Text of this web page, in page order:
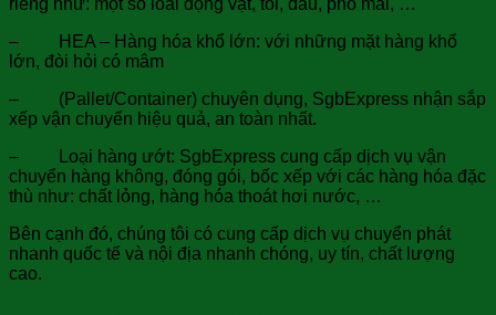
riêng như: một số loài động vật, tỏi, dầu, phô mai, …
– HEA – Hàng hóa khổ lớn: với những mặt hàng khổ
lớn, đòi hỏi có mâm
– (Pallet/Container) chuyên dụng, SgbExpress nhận sắp
xếp vận chuyển hiệu quả, an toàn nhất.
– Loại hàng ướt: SgbExpress cung cấp dịch vụ vận
chuyển hàng không, đóng gói, bốc xếp với các hàng hóa đặc
thù như: chất lỏng, hàng hóa thoát hơi nước, …
Bên cạnh đó, chúng tôi có cung cấp dịch vụ chuyển phát
nhanh quốc tế và nội địa nhanh chóng, uy tín, chất lượng
cao.